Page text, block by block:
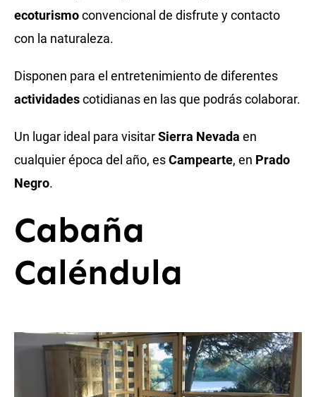
ecoturismoconvencional de disfrute y contacto
con la naturaleza.
Disponen para el entretenimiento de diferentes
actividadescotidianas en las que podrás colaborar.
Un lugar ideal para visitarSierra Nevada en
cualquier época del año, esCampearte, en Prado
Negro.
Cabaña
Caléndula